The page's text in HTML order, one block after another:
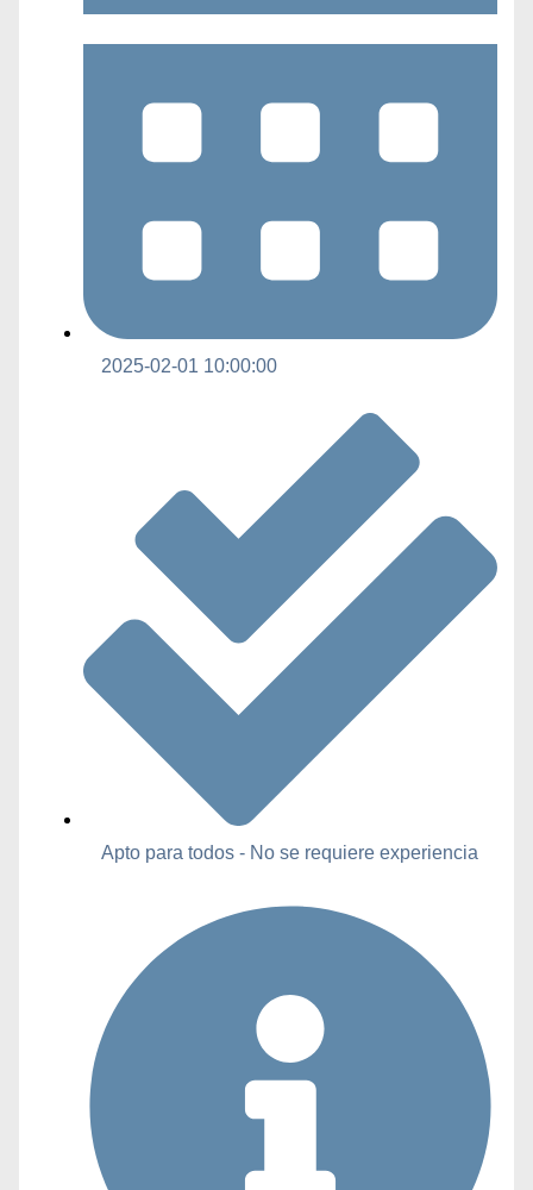
2025-02-01 10:00:00
Apto para todos - No se requiere experiencia